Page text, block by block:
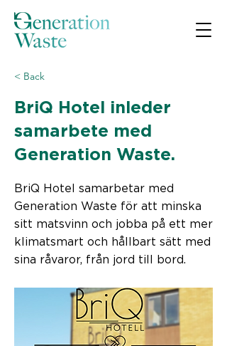
< Back
BriQ Hotel inleder
samarbete med
Generation Waste.
BriQ Hotel samarbetar med
Generation Waste för att minska
sitt matsvinn och jobba på ett mer
klimatsmart och hållbart sätt med
sina råvaror, från jord till bord.